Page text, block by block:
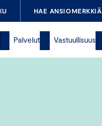
HAE ANSIOMERKKIÄ
Palvelut Vastuullisuus